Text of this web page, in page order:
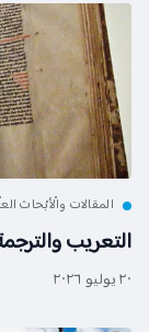
المقالات والْأبْحاث
التعريب
٢٠ يوليو ٢٠٢٦